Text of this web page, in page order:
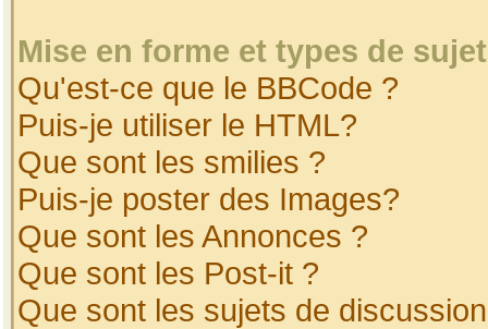
Mise en forme et types de
Qu'est-ce que le BBCode ?
Puis-je utiliser le HTML?
Que sont les smilies ?
Puis-je poster des Images?
Que sont les Annonces ?
Que sont les Post-it ?
Que sont les sujets de